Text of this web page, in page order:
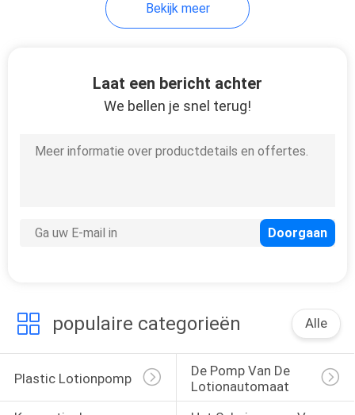
Plastic
Trekkerspuitbus
HUISDIERENschuim
103
Bekijk meer
Laat een bericht achter
We bellen je snel terug!
populaire categorieën Alle
Plastic Lotionpomp
De Pomp Van De
Lotionautomaat